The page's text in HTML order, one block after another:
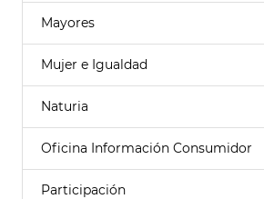
Mayores
Mujer e Igualdad
Naturia
Oficina Información Consumidor
Participación